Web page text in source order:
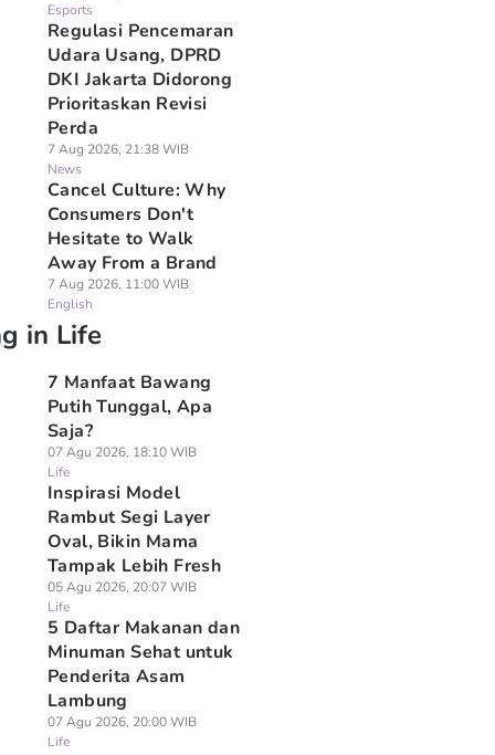
Esports
Regulasi Pencemaran
Udara Usang, DPRD
DKI Jakarta Didorong
Prioritaskan Revisi
Perda
7 Aug 2026, 21:38 WIB
News
Cancel Culture: Why
Consumers Don't
Hesitate to Walk
Away From a Brand
7 Aug 2026, 11:00 WIB
English
in Life
7 Manfaat Bawang
Putih Tunggal, Apa
Saja?
07 Agu 2026, 18:10 WIB
Life
Inspirasi Model
Rambut Segi Layer
Oval, Bikin Mama
Tampak Lebih Fresh
05 Agu 2026, 20:07 WIB
Life
5 Daftar Makanan dan
Minuman Sehat untuk
Penderita Asam
Lambung
07 Agu 2026, 20:00 WIB
Life